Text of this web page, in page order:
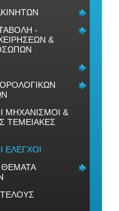
-
&
ΜΗΧΑΝΙΣΜΟΙ &
ΤΕΜΕΙΑΚΕΣ
ΕΛΕΓΧΟΙ
ΘΕΜΑΤΑ